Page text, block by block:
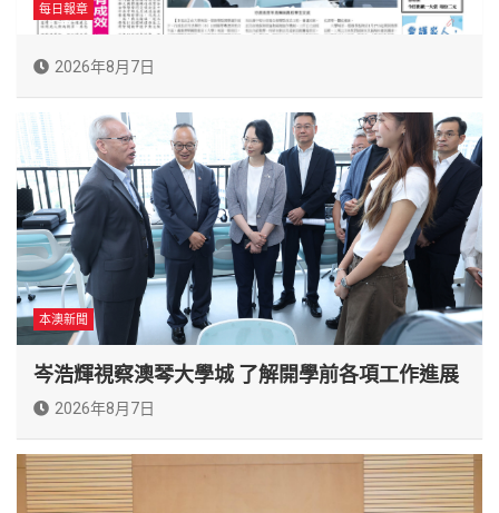
每日報章
2026年8月7日
本澳新聞
岑浩輝視察澳琴大學城 了解開學前各項工作進展
2026年8月7日